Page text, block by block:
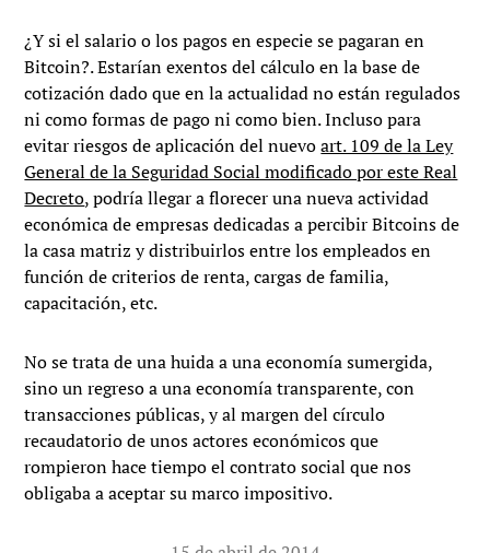
¿Y si el salario o los pagos en especie se pagaran en
Bitcoin?. Estarían exentos del cálculo en la base de
cotización dado que en la actualidad no están regulados
ni como formas de pago ni como bien. Incluso para
evitar riesgos de aplicación del nuevoart. 109 de la Ley
General de la Seguridad Social modificado por este Real
Decreto, podría llegar a florecer una nueva actividad
económica de empresas dedicadas a percibir Bitcoins de
la casa matriz y distribuirlos entre los empleados en
función de criterios de renta, cargas de familia,
capacitación, etc.
No se trata de una huida a una economía sumergida,
sino un regreso a una economía transparente, con
transacciones públicas, y al margen del círculo
recaudatorio de unos actores económicos que
rompieron hace tiempo el contrato social que nos
obligaba a aceptar su marco impositivo.